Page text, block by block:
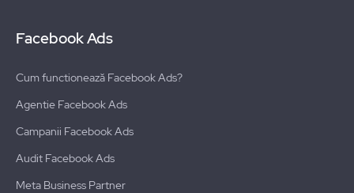
Facebook Ads
Cum functionează Facebook Ads?
Agentie Facebook Ads
Campanii Facebook Ads
Audit Facebook Ads
Meta Business Partner